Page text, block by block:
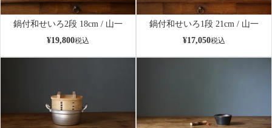
鍋付和せいろ2段 18cm / 山一
¥19,800税込
鍋付和せいろ1段 21cm / 山一
¥17,050税込